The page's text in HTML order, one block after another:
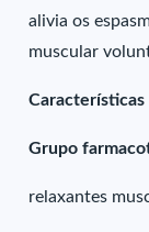
alivia os
muscular
Características
Grupo
relaxantes